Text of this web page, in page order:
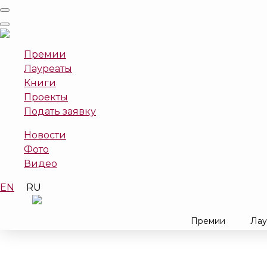
Премии
Лауреаты
Книги
Проекты
Подать заявку
Новости
Фото
Видео
EN RU
Премии